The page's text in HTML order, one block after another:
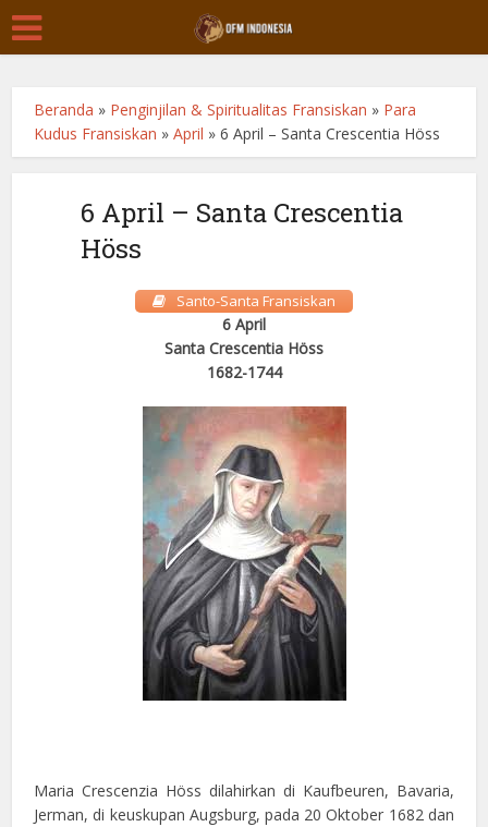
Beranda » Penginjilan & Spiritualitas Fransiskan » Para
Kudus Fransiskan »April »6 April – Santa Crescentia Höss
6 April – Santa Crescentia
Höss
Santo-Santa Fransiskan
6 April
Santa Crescentia Höss
1682-1744
Maria Crescenzia Höss dilahirkan di Kaufbeuren, Bavaria,
Jerman, di keuskupan Augsburg, pada 20 Oktober 1682 dan